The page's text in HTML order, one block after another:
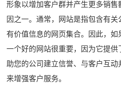
形象以增加客户群并产生更多销
因之一。通常，网站是指包含有
有价值信息的网页集合。因此，
一个好的网站很重要，因为它提
助您的公司建立信誉、与客户互
来增强客户服务。